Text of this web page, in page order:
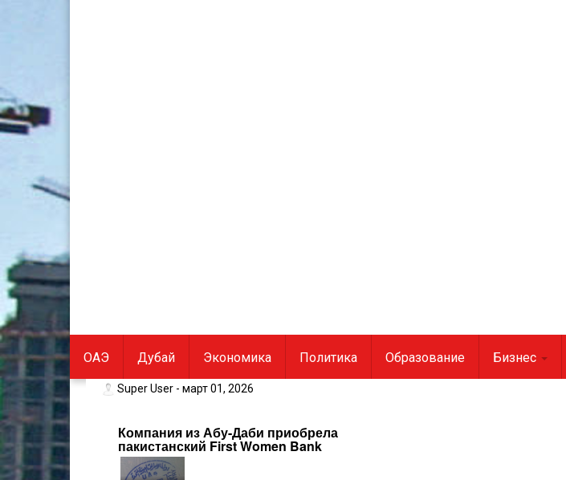
ОАЭ Дубай Экономика Политика Образование Бизнес
Комплекс Посольств В Абу-Даби Поврежден В Рез…
Super User - март 01, 2026
Компания из Абу-Даби приобрела
пакистанский First Women Bank